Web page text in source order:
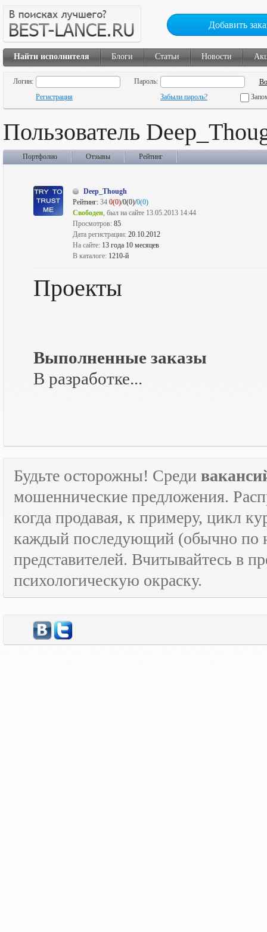
Добавить
Найти исполнителя Блоги Статьи Новости
Логин:
Пароль:
Регистрация
Забыли пароль?
Пользователь
Портфолио Отзывы Рейтинг
Deep_Though
Рейтинг: 34 0(0)/0(0)/0(0)
Свободен, был на сайте 13.05.2013 14:44
Просмотров: 85
Дата регистрации: 20.10.2012
На сайте: 13 года 10 месяцев
В каталоге: 1210-й
Проекты
Выполненные заказы
В разработке...
Будьте осторожны! Среди
мошеннические предложения.
когда продавая, к примеру, цикл
каждый последующий (обычно по
представителей. Вчитывайтесь в
психологическую окраску.